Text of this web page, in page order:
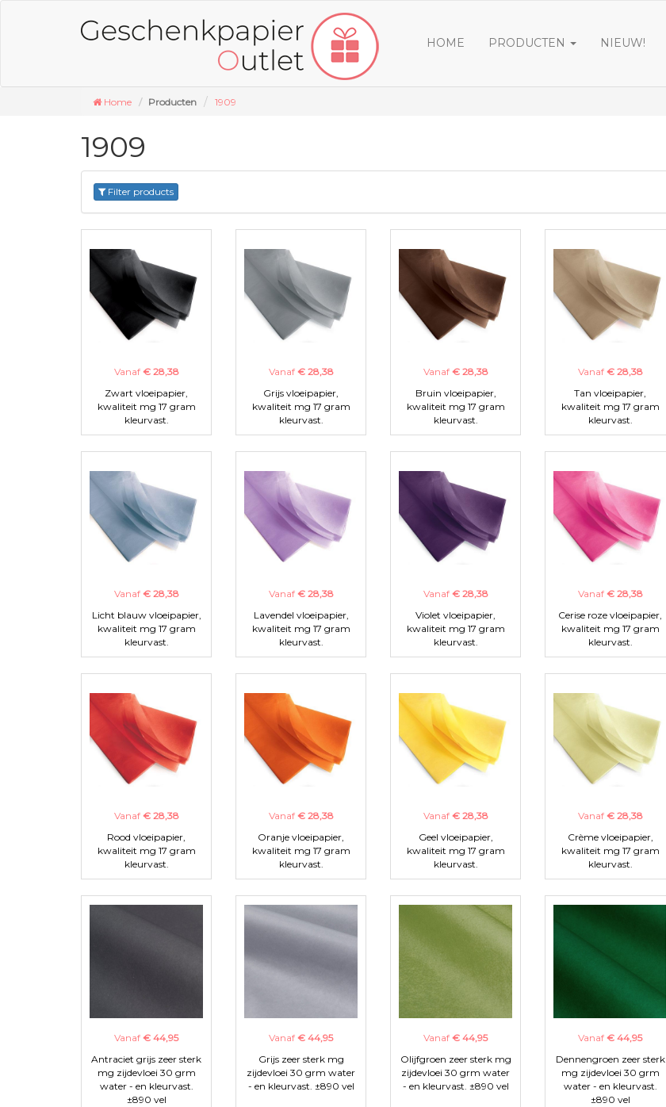
HOME PRODUCTEN NIEUW!
Home Producten 1909
1909
Filter products
Vanaf € 28,38
Zwart vloeipapier,
kwaliteit mg 17 gram
kleurvast.
Vanaf € 28,38
Grijs vloeipapier,
kwaliteit mg 17 gram
kleurvast.
Vanaf € 28,38
Bruin vloeipapier,
kwaliteit mg 17 gram
kleurvast.
Vanaf € 28,38
Tan vloeipapier,
kwaliteit mg 17 gram
kleurvast.
Vanaf € 28,38
Licht blauw vloeipapier,
kwaliteit mg 17 gram
kleurvast.
Vanaf € 28,38
Lavendel vloeipapier,
kwaliteit mg 17 gram
kleurvast.
Vanaf € 28,38
Violet vloeipapier,
kwaliteit mg 17 gram
kleurvast.
Vanaf € 28,38
Cerise roze vloeipapier,
kwaliteit mg 17 gram
kleurvast.
Vanaf € 28,38
Rood vloeipapier,
kwaliteit mg 17 gram
kleurvast.
Vanaf € 28,38
Oranje vloeipapier,
kwaliteit mg 17 gram
kleurvast.
Vanaf € 28,38
Geel vloeipapier,
kwaliteit mg 17 gram
kleurvast.
Vanaf € 28,38
Crème vloeipapier,
kwaliteit mg 17 gram
kleurvast.
Vanaf € 44,95
Antraciet grijs zeer sterk
mg zijdevloei 30 grm
water - en kleurvast.
±890 vel
Vanaf € 44,95
Grijs zeer sterk mg
zijdevloei 30 grm water
- en kleurvast. ±890 vel
Vanaf € 44,95
Olijfgroen zeer sterk mg
zijdevloei 30 grm water
- en kleurvast. ±890 vel
Vanaf € 44,95
Dennengroen zeer sterk
mg zijdevloei 30 grm
water - en kleurvast.
±890 vel